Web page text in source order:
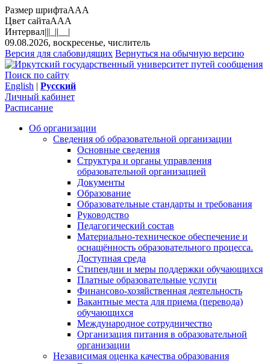
Размер шрифтаAAA
Цвет сайтаAAA
Интервал|||_||__|
09.08.2026, воскресенье, числитель
Версия для слабовидящих Вернуться на обычную версию
Поиск по сайту
English | Русский
Личный кабинет
Расписание
Об организации
Сведения об образовательной организации
Основные сведения
Структура и органы управления
образовательной организацией
Документы
Образование
Образовательные стандарты и требования
Руководство
Педагогический состав
Материально-техническое обеспечение и
оснащённость образовательного процесса.
Доступная среда
Стипендии и меры поддержки обучающихся
Платные образовательные услуги
Финансово-хозяйственная деятельность
Вакантные места для приема (перевода)
обучающихся
Международное сотрудничество
Организация питания в образовательной
организации
Независимая оценка качества образования